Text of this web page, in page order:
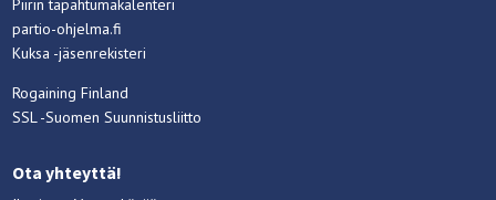
Piirin tapahtumakalenteri
partio-ohjelma.fi
Kuksa -jäsenrekisteri
Rogaining Finland
SSL -Suomen Suunnistusliitto
Ota yhteyttä!